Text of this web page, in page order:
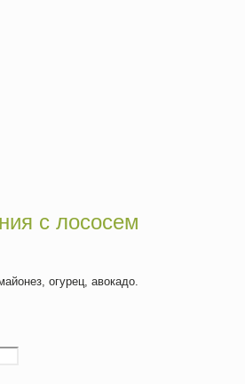
с лососем
огурец, авокадо.